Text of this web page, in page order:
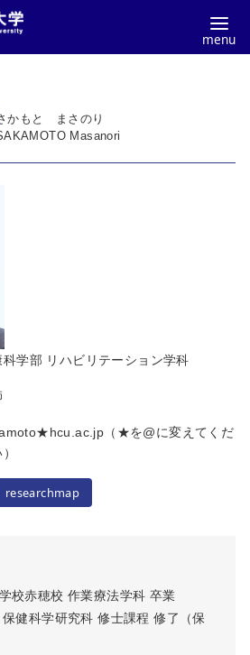
かもと まさのり
Masanori
科学部 リハビリテーション学科
（★を@に変えてくだ
researchmap
校赤穂校 作業療法学科 卒業
健科学研究科 修士課程 修了（保